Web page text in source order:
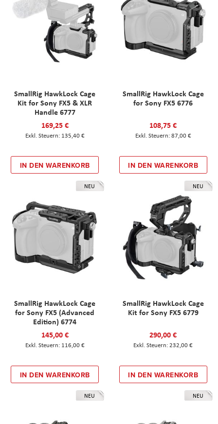
SmallRig HawkLock Cage
Kit for Sony FX5 & XLR
Handle 6777
169,25 €
135,40 €
IN DEN WARENKORB
SmallRig HawkLock Cage
for Sony FX5 6776
108,75 €
87,00 €
IN DEN WARENKORB
NEU
SmallRig HawkLock Cage
for Sony FX5 (Advanced
Edition) 6774
145,00 €
116,00 €
IN DEN WARENKORB
NEU
SmallRig HawkLock Cage
Kit for Sony FX5 6779
290,00 €
232,00 €
IN DEN WARENKORB
NEU NEU